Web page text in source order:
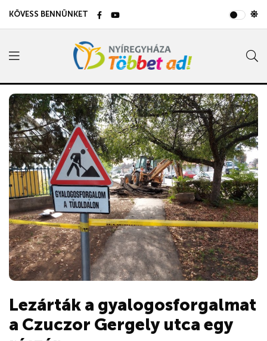
KÖVESS BENNÜNKET
Lezárták a gyalogosforgalmat
a Czuczor Gergely utca egy